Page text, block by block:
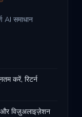
AI समाधान
करें, रिटर्न
और विज़ुअलाइज़ेशन